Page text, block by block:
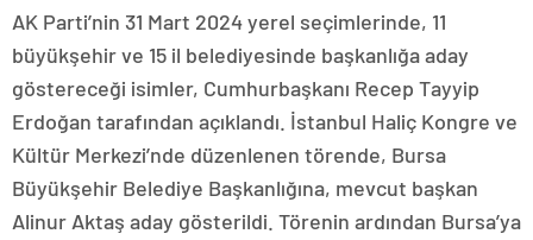
AK Parti’nin 31 Mart 2024 yerel seçimlerinde, 11
büyükşehir ve 15 il belediyesinde başkanlığa aday
göstereceği isimler, Cumhurbaşkanı Recep Tayyip
Erdoğan tarafından açıklandı. İstanbul Haliç Kongre ve
Kültür Merkezi’nde düzenlenen törende, Bursa
Büyükşehir Belediye Başkanlığına, mevcut başkan
Alinur Aktaş aday gösterildi. Törenin ardından Bursa’ya